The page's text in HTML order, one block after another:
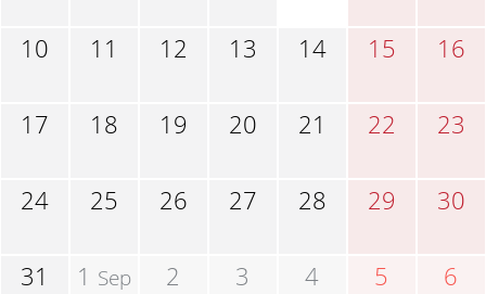
10 11 12 13 14 15 16
17 18 19 20 21 22 23
24 25 26 27 28 29 30
31 1 Sep 2 3 4 5 6